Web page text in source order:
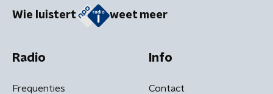
Wie luistert weet meer
Radio
Frequenties
Info
Contact